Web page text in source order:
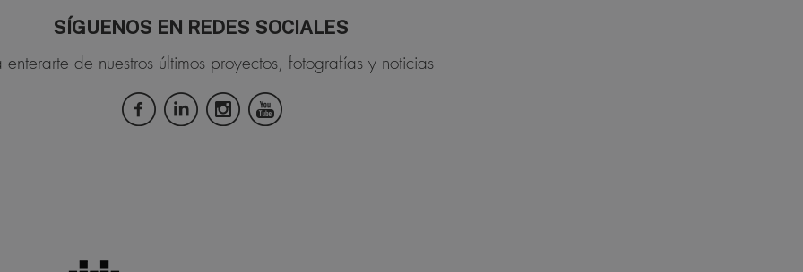
SÍGUENOS EN REDES SOCIALES
de nuestros últimos proyectos, fotografías y noticias